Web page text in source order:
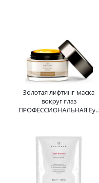
Золотая лифтинг-маска
вокруг глаз
ПРОФЕССИОНАЛЬНАЯ Eye